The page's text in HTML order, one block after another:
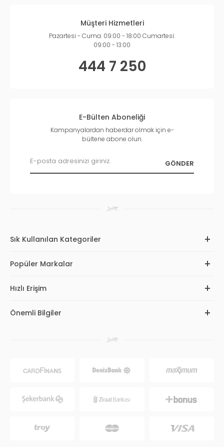
Müşteri Hizmetleri
Pazartesi - Cuma: 09:00 - 18:00 Cumartesi:
09:00 - 13:00
444 7 250
E-Bülten Aboneliği
Kampanyalardan haberdar olmak için e-
bültene abone olun.
Sık Kullanılan Kategoriler
Popüler Markalar
Hızlı Erişim
Önemli Bilgiler